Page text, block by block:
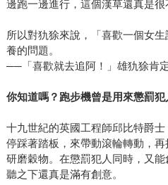
邊跑一邊進行，這個漢草還真是很
所以對犰狳來說，「喜歡一個女
養的問題。
──「喜歡就去追阿！」雄犰狳肯
你知道嗎？跑步機曾是用來懲罰
十九世紀的英國工程師邱比特爵
停踩著踏板，來帶動滾輪轉動，
研磨穀物。在懲罰犯人同時，又
聽之下還真是滿有創意。